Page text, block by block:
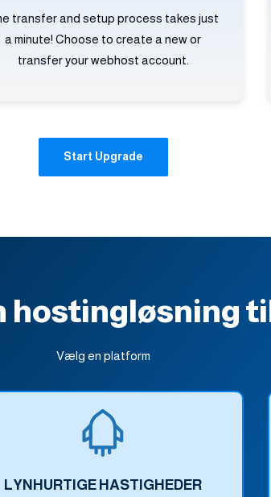
transfer and setup process takes just
a minute! Choose to create a new or
transfer your webhost account.
Start Upgrade
hostingløsning
Vælg en platform
LYNHURTIGE HASTIGHEDER